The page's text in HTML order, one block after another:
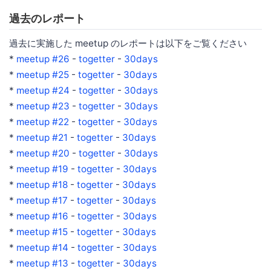
過去のレポート
過去に実施した meetup のレポートは以下をご覧ください
* meetup #26 - togetter - 30days
* meetup #25 - togetter - 30days
* meetup #24 - togetter - 30days
* meetup #23 - togetter - 30days
* meetup #22 - togetter - 30days
* meetup #21 - togetter - 30days
* meetup #20 - togetter - 30days
* meetup #19 - togetter - 30days
* meetup #18 - togetter - 30days
* meetup #17 - togetter - 30days
* meetup #16 - togetter - 30days
* meetup #15 - togetter - 30days
* meetup #14 - togetter - 30days
* meetup #13 - togetter - 30days